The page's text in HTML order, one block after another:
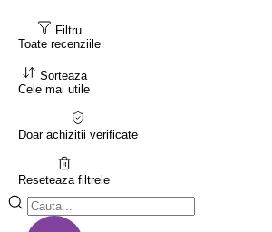
Filtru
Toate recenziile
Sorteaza
Cele mai utile
Doar achizitii verificate
Reseteaza filtrele